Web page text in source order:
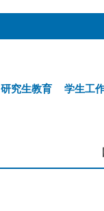
研究生教育 学生工